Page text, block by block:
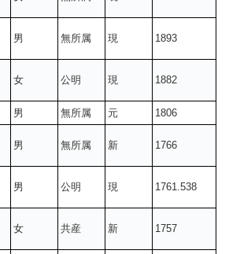
男 無所属 現 1893
女 公明 現 1882
男 無所属 元 1806
男 無所属 新 1766
男 公明 現 1761.538
女 共産 新 1757